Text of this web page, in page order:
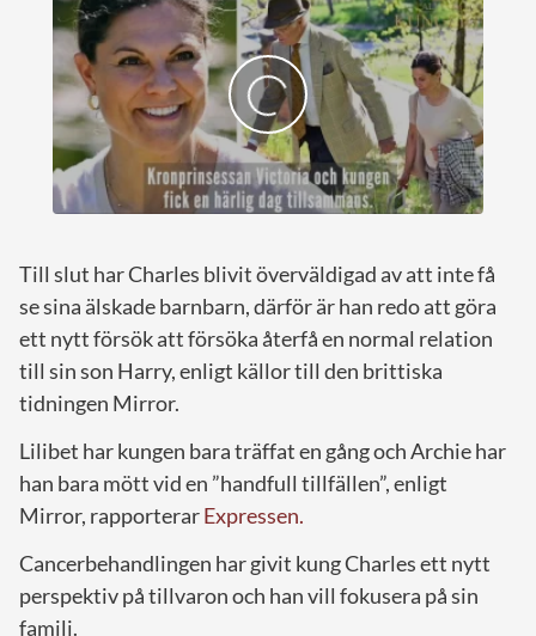
Till slut har Charles blivit överväldigad av att inte få
se sina älskade barnbarn, därför är han redo att göra
ett nytt försök att försöka återfå en normal relation
till sin son Harry, enligt källor till den brittiska
tidningen Mirror.
Lilibet har kungen bara träffat en gång och Archie har
han bara mött vid en ”handfull tillfällen”, enligt
Mirror, rapporterarExpressen.
Cancerbehandlingen har givit kung Charles ett nytt
perspektiv på tillvaron och han vill fokusera på sin
familj.